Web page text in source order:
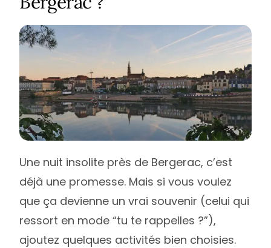
Une nuit insolite près de Bergerac, c’est
déjà une promesse. Mais si vous voulez
que ça devienne un vrai souvenir (celui qui
ressort en mode “tu te rappelles ?”),
ajoutez quelques activités bien choisies.